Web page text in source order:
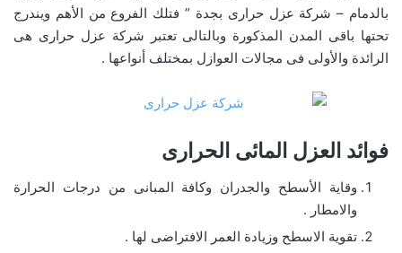
بالدمام – شركة عزل حرارى بجدة ” فتلك الفروع من الأهم ويندرج
تحتها باقى المدن المذكورة وبالتالى تعتبر شركة عزل حرارى هى
الرائدة والأولى فى مجالات العوازل بمختلف أنواعها .
فوائد العزل المائى الحرارى
وقاية الأسطح والجدران وكافة المبانى من درجات الحرارة
والامطار .
تقوية الاسطح وزيادة العمر الافتراضى لها .